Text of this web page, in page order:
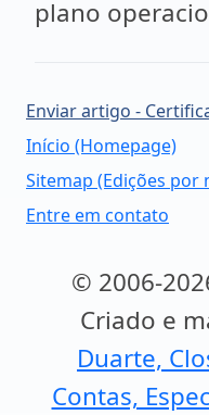
plano
Enviar artigo -
Início (Homepage)
Sitemap (Edições por
Entre em contato
© 2006-
Criado e
Duarte,
Contas,